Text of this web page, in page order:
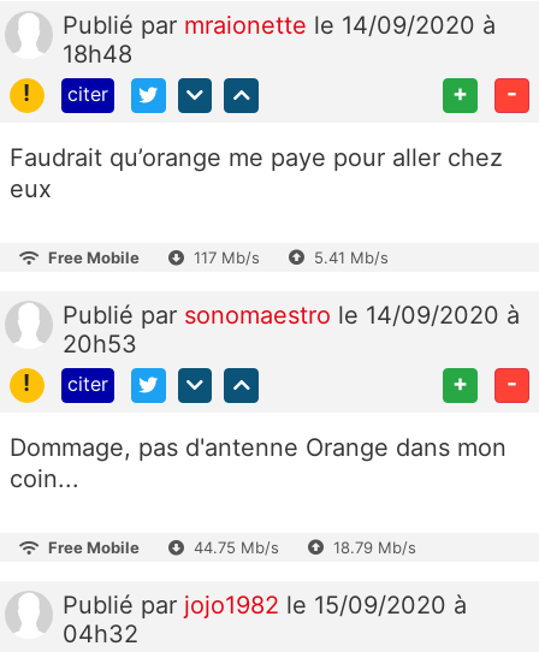
Publié par mraionette le 14/09/2020 à
18h48
!
citer + -
Faudrait qu’orange me paye pour aller chez
eux
Free Mobile 117 Mb/s 5.41 Mb/s
Publié par sonomaestro le 14/09/2020 à
20h53
!
citer + -
Dommage, pas d'antenne Orange dans mon
coin...
Free Mobile 44.75 Mb/s 18.79 Mb/s
Publié par jojo1982 le 15/09/2020 à
04h32